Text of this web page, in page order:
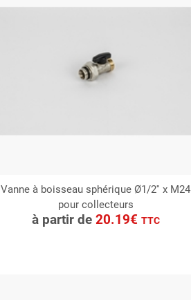
Vanne à boisseau sphérique Ø1/2'' x M24
pour collecteurs
à partir de 20.19€ TTC
CONSULTER
Demande de devis